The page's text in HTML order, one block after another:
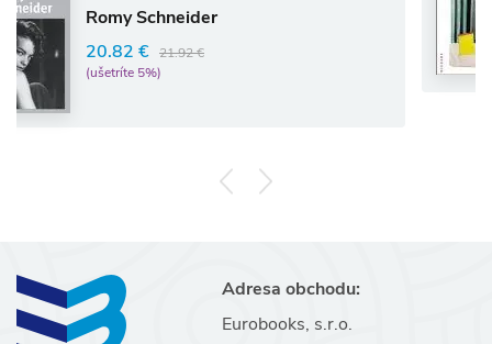
Schneider
€
21.92 €
5%)
Adresa obchodu:
Eurobooks, s.r.o.